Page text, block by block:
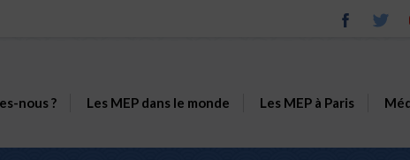
nous ? Les MEP dans le monde Les MEP à Paris